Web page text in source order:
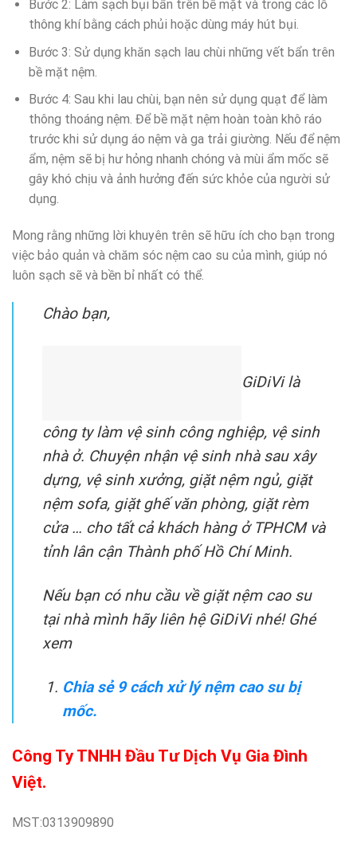
Bước 2: Làm sạch bụi bẩn trên bề mặt và trong các lỗ
thông khí bằng cách phủi hoặc dùng máy hút bụi.
Bước 3: Sử dụng khăn sạch lau chùi những vết bẩn trên
bề mặt nệm.
Bước 4: Sau khi lau chùi, bạn nên sử dụng quạt để làm
thông thoáng nệm. Để bề mặt nệm hoàn toàn khô ráo
trước khi sử dụng áo nệm và ga trải giường. Nếu để nệm
ẩm, nệm sẽ bị hư hỏng nhanh chóng và mùi ẩm mốc sẽ
gây khó chịu và ảnh hưởng đến sức khỏe của người sử
dụng.
Mong rằng những lời khuyên trên sẽ hữu ích cho bạn trong
việc bảo quản và chăm sóc nệm cao su của mình, giúp nó
luôn sạch sẽ và bền bỉ nhất có thể.
Chào bạn,
GiDiVi là
công ty làm vệ sinh công nghiệp, vệ sinh
nhà ở. Chuyện nhận vệ sinh nhà sau xây
dựng, vệ sinh xưởng, giặt nệm ngủ, giặt
nệm sofa, giặt ghế văn phòng, giặt rèm
cửa … cho tất cả khách hàng ở TPHCM và
tỉnh lân cận Thành phố Hồ Chí Minh.
Nếu bạn có nhu cầu về giặt nệm cao su
tại nhà mình hãy liên hệ GiDiVi nhé! Ghé
xem
Chia sẻ 9 cách xử lý nệm cao su bị
mốc.
Công Ty TNHH Đầu Tư Dịch Vụ Gia Đình
Việt.
MST:0313909890